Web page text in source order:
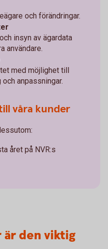
och förändringar.
insyn av ägardata
användare.
med möjlighet till
anpassningar.
våra kunder
året på NVR:s
den viktig